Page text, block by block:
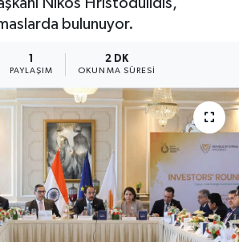
Nikos Hristodulidis,
bulunuyor.
1
PAYLAŞIM
2 DK
OKUNMA SÜRESI